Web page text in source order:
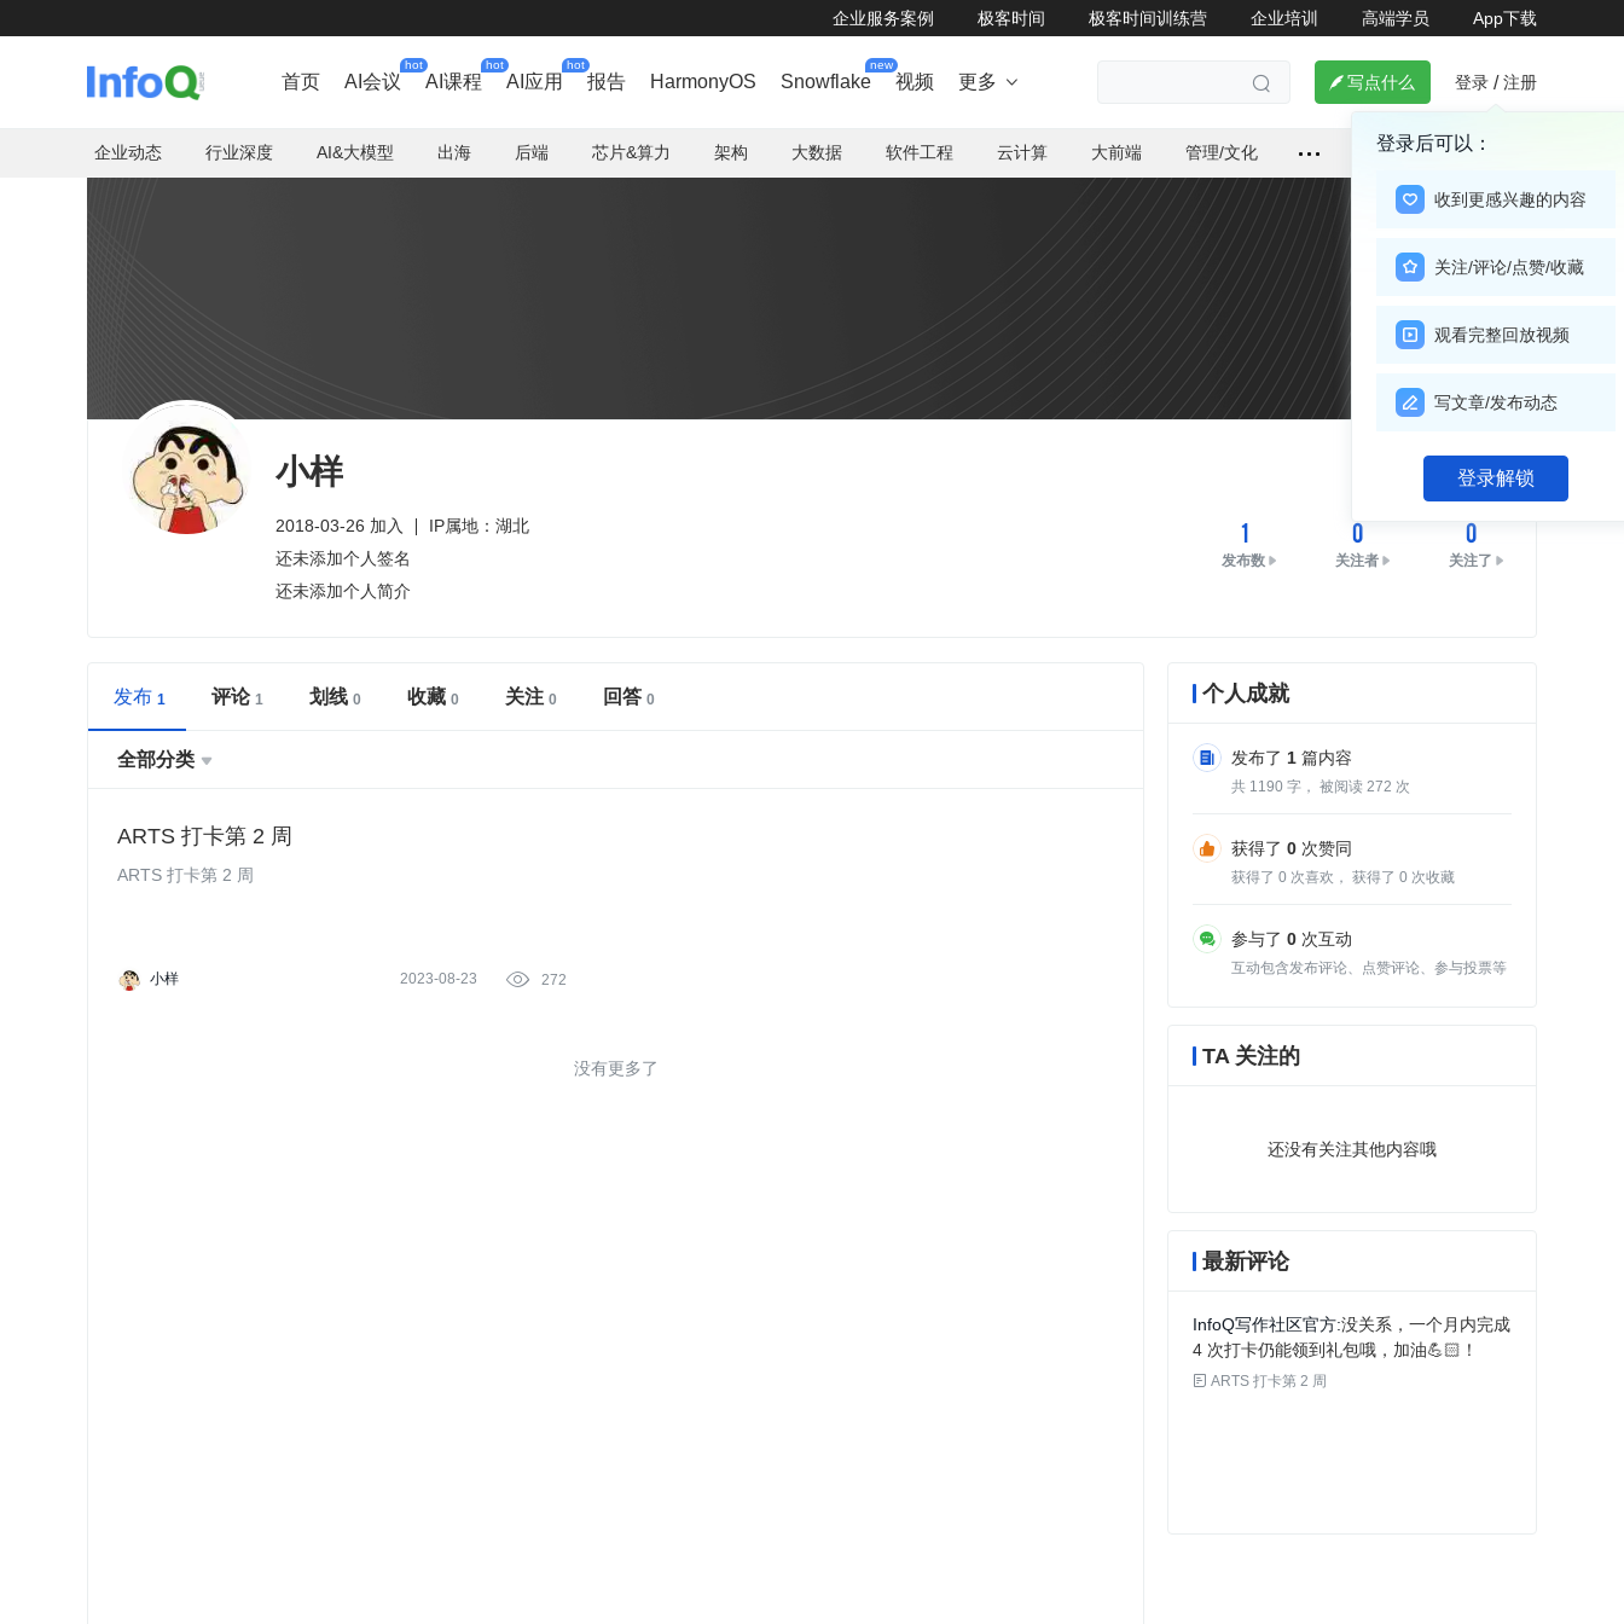
企业服务案例 极客时间 极客时间训练营 企业培训 高端学员 App下载
首页 AI会议
hot
AI课程
hot
AI应用
hot
报告 HarmonyOS Snowflake
new
视频 更多    写点什么 登录 / 注册
登录后可以：
收到更感兴趣的内容
关注/评论/点赞/收藏
观看完整回放视频
写文章/发布动态
登录解锁
企业动态 行业深度 AI&大模型 出海 后端 芯片&算力 架构 大数据 软件工程 云计算 大前端 管理/文化
小样
2018-03-26 加入
IP属地：湖北
还未添加个人签名
还未添加个人简介
关注
1
发布数
0
关注者
0
关注了
发布 评论 划线 收藏 关注 回答
全部分类 
ARTS 打卡第 2 周
ARTS 打卡第 2 周
小样 2023-08-23  272
没有更多了
个人成就
发布了 1 篇内容
共 1190 字， 被阅读 272 次
获得了 0 次赞同
获得了 0 次喜欢， 获得了 0 次收藏
参与了 0 次互动
互动包含发布评论、点赞评论、参与投票等
TA 关注的
还没有关注其他内容哦
最新评论
InfoQ写作社区官方 没关系，一个月内完成
4 次打卡仍能领到礼包哦，加油💪🏻！
 ARTS 打卡第 2 周